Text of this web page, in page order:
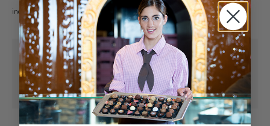
incl. VAT 2.6%
Pick-up fromSunday, 08/09/2026
Can be delivered from Monday, 08/10/2026
at the earliest